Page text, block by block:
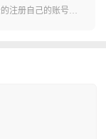
注册自己的账号进